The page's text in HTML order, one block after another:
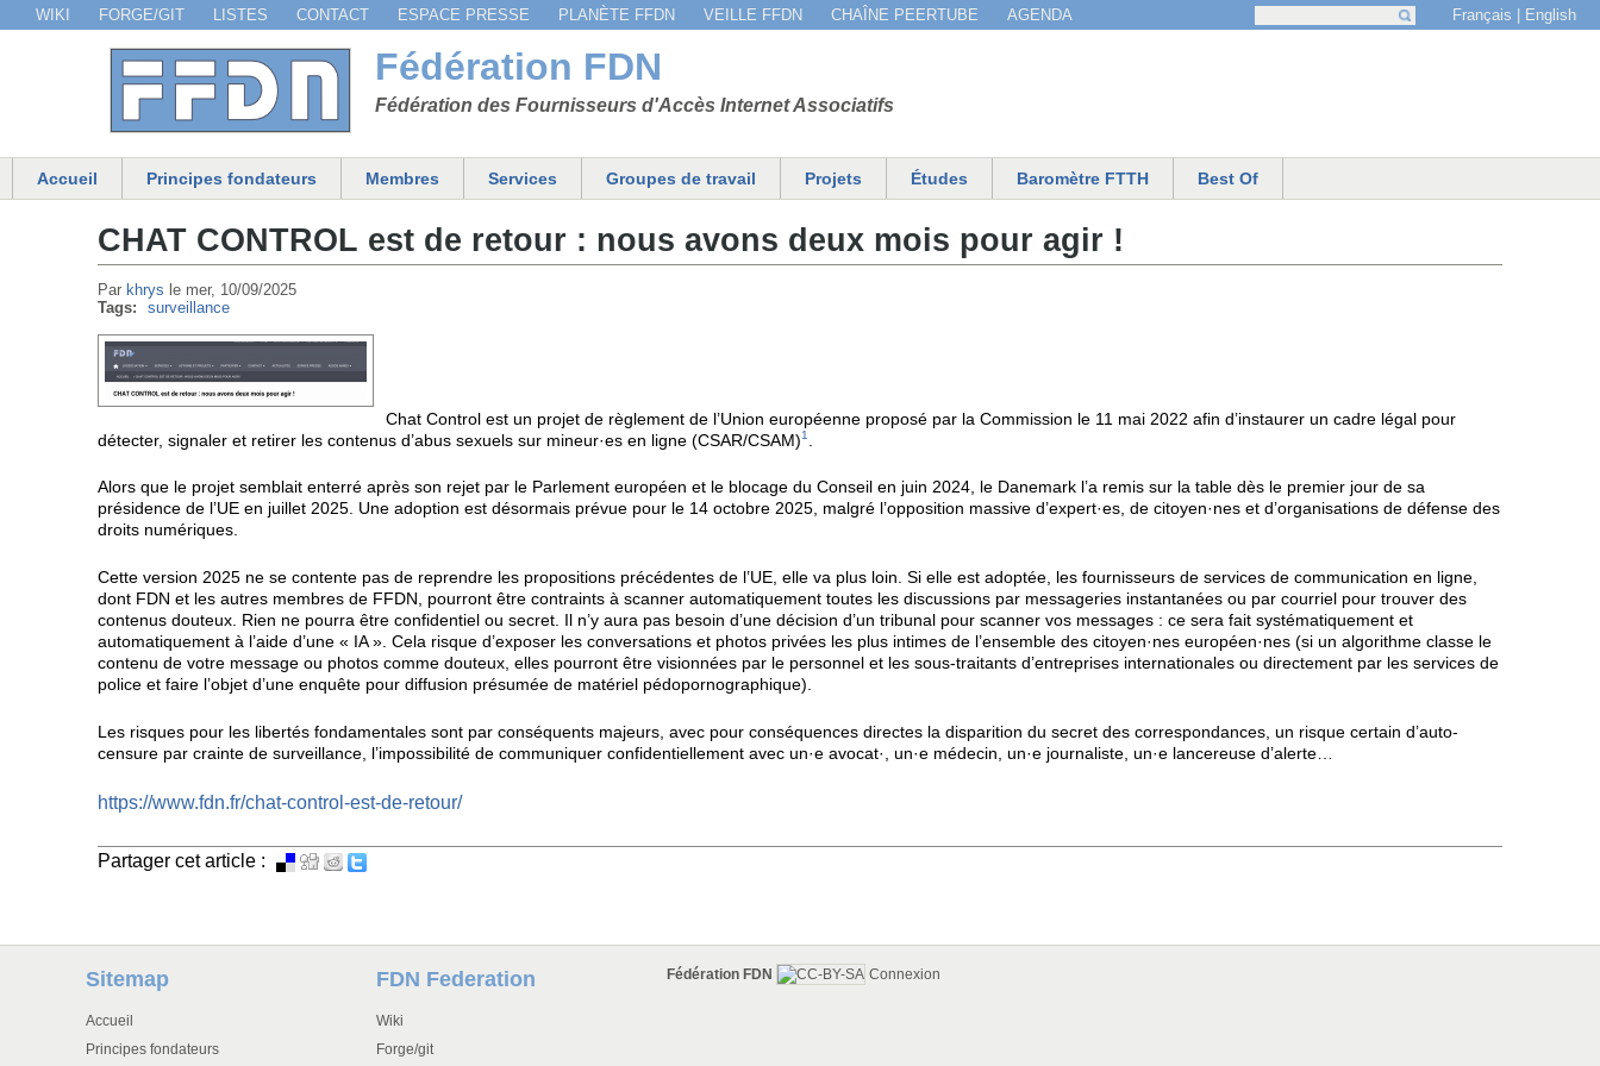
Jump to navigation
Fédération FDN
Fédération des Fournisseurs d'Accès Internet Associatifs
Menu secondaire
WIKI FORGE/GIT LISTES CONTACT ESPACE PRESSE PLANÈTE FFDN VEILLE FFDN CHAÎNE PEERTUBE AGENDA
Formulaire de recherche
Français English
Menu principal
Accueil Principes fondateurs Membres Services Groupes de travail Projets Études Baromètre FTTH Best Of
CHAT CONTROL est de retour : nous avons deux mois pour agir !
Par khrys le mer, 10/09/2025
Tags:
surveillance
Chat Control est un projet de règlement de l’Union européenne proposé par la Commission le 11 mai 2022 afin d’instaurer un cadre légal pour
détecter, signaler et retirer les contenus d’abus sexuels sur mineur·es en ligne (CSAR/CSAM)1
Alors que le projet semblait enterré après son rejet par le Parlement européen et le blocage du Conseil en juin 2024, le Danemark l’a remis sur la table dès le premier jour de sa
présidence de l’UE en juillet 2025. Une adoption est désormais prévue pour le 14 octobre 2025, malgré l’opposition massive d’expert·es, de citoyen·nes et d’organisations de défense des
droits numériques.
Cette version 2025 ne se contente pas de reprendre les propositions précédentes de l’UE, elle va plus loin. Si elle est adoptée, les fournisseurs de services de communication en ligne,
dont FDN et les autres membres de FFDN, pourront être contraints à scanner automatiquement toutes les discussions par messageries instantanées ou par courriel pour trouver des
contenus douteux. Rien ne pourra être confidentiel ou secret. Il n’y aura pas besoin d’une décision d’un tribunal pour scanner vos messages : ce sera fait systématiquement et
automatiquement à l’aide d’une « IA ». Cela risque d’exposer les conversations et photos privées les plus intimes de l’ensemble des citoyen·nes européen·nes (si un algorithme classe le
contenu de votre message ou photos comme douteux, elles pourront être visionnées par le personnel et les sous-traitants d’entreprises internationales ou directement par les services de
police et faire l’objet d’une enquête pour diffusion présumée de matériel pédopornographique).
Les risques pour les libertés fondamentales sont par conséquents majeurs, avec pour conséquences directes la disparition du secret des correspondances, un risque certain d’auto-
censure par crainte de surveillance, l’impossibilité de communiquer confidentiellement avec un·e avocat·, un·e médecin, un·e journaliste, un·e lancereuse d’alerte…
https://www.fdn.fr/chat-control-est-de-retour/
Partager cet article :
Sitemap
Accueil
Principes fondateurs
FDN Federation
Wiki
Forge/git
Fédération FDN Connexion